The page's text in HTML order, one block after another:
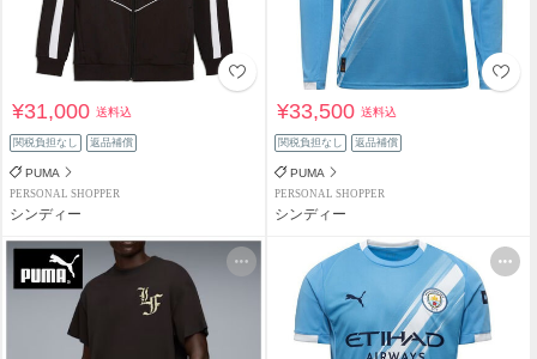
¥31,000送料込
関税負担なし 返品補償
PUMA
PERSONAL SHOPPER
シンディー
¥33,500送料込
関税負担なし 返品補償
PUMA
PERSONAL SHOPPER
シンディー